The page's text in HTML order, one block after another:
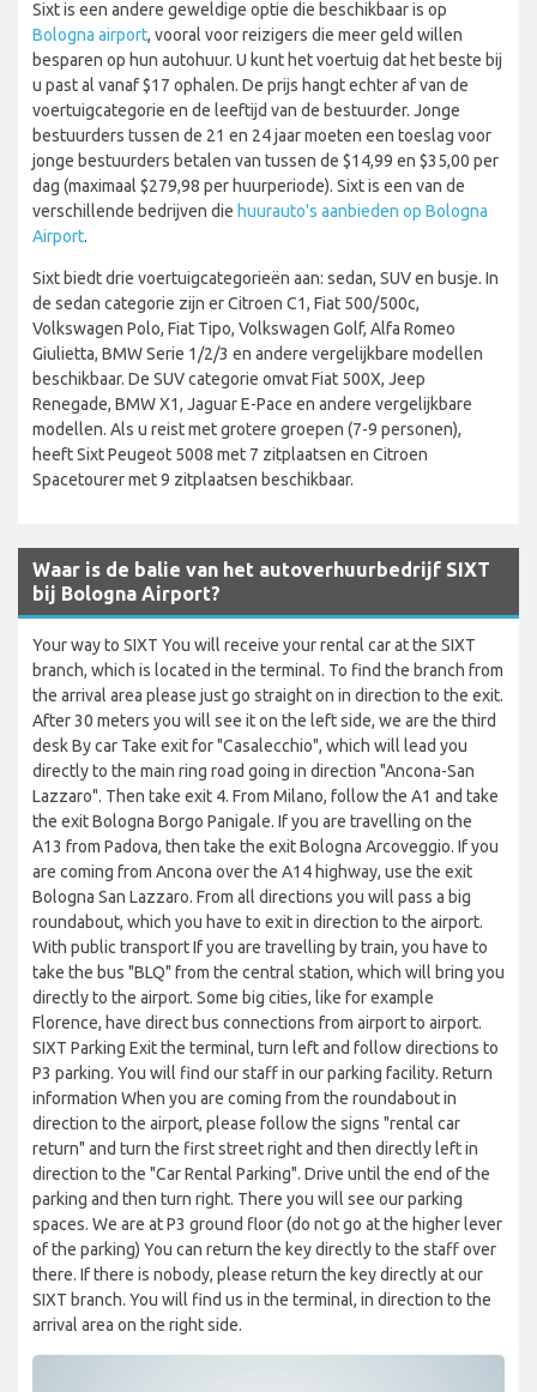
Sixt is een andere geweldige optie die beschikbaar is op
Bologna airport, vooral voor reizigers die meer geld willen
besparen op hun autohuur. U kunt het voertuig dat het beste bij
u past al vanaf $17 ophalen. De prijs hangt echter af van de
voertuigcategorie en de leeftijd van de bestuurder. Jonge
bestuurders tussen de 21 en 24 jaar moeten een toeslag voor
jonge bestuurders betalen van tussen de $14,99 en $35,00 per
dag (maximaal $279,98 per huurperiode). Sixt is een van de
verschillende bedrijven die huurauto's aanbieden op Bologna
Airport.
Sixt biedt drie voertuigcategorieën aan: sedan, SUV en busje. In
de sedan categorie zijn er Citroen C1, Fiat 500/500c,
Volkswagen Polo, Fiat Tipo, Volkswagen Golf, Alfa Romeo
Giulietta, BMW Serie 1/2/3 en andere vergelijkbare modellen
beschikbaar. De SUV categorie omvat Fiat 500X, Jeep
Renegade, BMW X1, Jaguar E-Pace en andere vergelijkbare
modellen. Als u reist met grotere groepen (7-9 personen),
heeft Sixt Peugeot 5008 met 7 zitplaatsen en Citroen
Spacetourer met 9 zitplaatsen beschikbaar.
Waar is de balie van het autoverhuurbedrijf SIXT
bij Bologna Airport?
Your way to SIXT You will receive your rental car at the SIXT
branch, which is located in the terminal. To find the branch from
the arrival area please just go straight on in direction to the exit.
After 30 meters you will see it on the left side, we are the third
desk By car Take exit for "Casalecchio", which will lead you
directly to the main ring road going in direction "Ancona-San
Lazzaro". Then take exit 4. From Milano, follow the A1 and take
the exit Bologna Borgo Panigale. If you are travelling on the
A13 from Padova, then take the exit Bologna Arcoveggio. If you
are coming from Ancona over the A14 highway, use the exit
Bologna San Lazzaro. From all directions you will pass a big
roundabout, which you have to exit in direction to the airport.
With public transport If you are travelling by train, you have to
take the bus "BLQ" from the central station, which will bring you
directly to the airport. Some big cities, like for example
Florence, have direct bus connections from airport to airport.
SIXT Parking Exit the terminal, turn left and follow directions to
P3 parking. You will find our staff in our parking facility. Return
information When you are coming from the roundabout in
direction to the airport, please follow the signs "rental car
return" and turn the first street right and then directly left in
direction to the "Car Rental Parking". Drive until the end of the
parking and then turn right. There you will see our parking
spaces. We are at P3 ground floor (do not go at the higher lever
of the parking) You can return the key directly to the staff over
there. If there is nobody, please return the key directly at our
SIXT branch. You will find us in the terminal, in direction to the
arrival area on the right side.